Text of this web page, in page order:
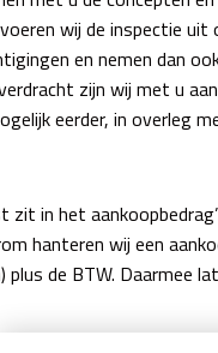
wij de inspectie
en nemen dan
zijn wij met u
eerder, in overleg
in het
hanteren wij een
plus de BTW. Daarmee